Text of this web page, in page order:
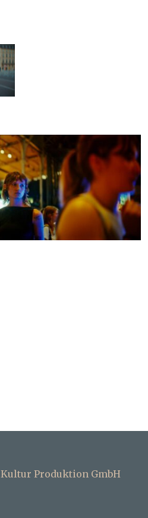
Produktion GmbH